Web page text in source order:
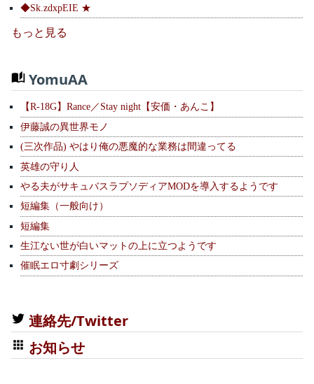
◆Sk.zdxpEIE ★
もっと見る
YomuAA
【R-18G】Rance／Stay night【安価・あんこ】
伊藤誠の異世界モノ
(三次作品) やはり俺の悪魔的な業務は間違ってる
英雄の守り人
やる夫がサキュバスラプソディアMODを導入するようです
短編集（一般向け）
短編集
生江ない世が白いマットの上に立つようです
催眠エロ寸劇シリーズ
連絡先/Twitter
お知らせ